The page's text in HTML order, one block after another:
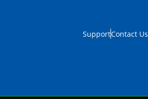
SupportContact Us